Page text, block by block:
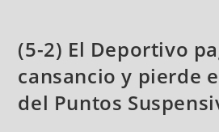
(5-2) El Deportivo
cansancio y pierde
del Puntos